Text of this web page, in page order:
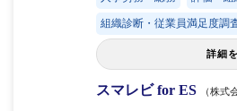
組織診断・従業員満足度調
詳細
スマレビ for ES （株式